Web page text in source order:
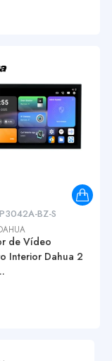
BZ-S
de Vídeo
Interior Dahua 2